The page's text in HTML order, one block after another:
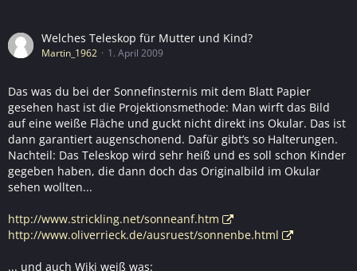
Welches Teleskop für Mutter und Kind?
Martin_1962 1. April 2009
Das was du bei der Sonnefinsternis mit dem Blatt Papier
gesehen hast ist die Projektionsmethode: Man wirft das Bild
auf eine weiße Fläche und guckt nicht direkt ins Okular. Das ist
dann garantiert augenschonend. Dafür gibt’s so Halterungen.
Nachteil: Das Teleskop wird sehr heiß und es soll schon Kinder
gegeben haben, die dann doch das Originalbild im Okular
sehen wollten...
http://www.strickling.net/sonneanf.htm
http://www.oliverrieck.de/ausruest/sonnenbe.html
... und auch Wiki weiß was: